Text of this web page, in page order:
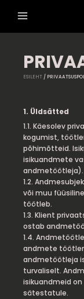
ESILEHT/
1. Üldsätted
1.1. Käesolev
kogumist,
põhimõtteid.
isikuandmete
andmetöötleja).
1.2.
või muu
töötleb.
1.3. Klient
ostab
1.4.
andmete
andmetöötleja
turvaliselt.
isikuandmeid
sätestatule.